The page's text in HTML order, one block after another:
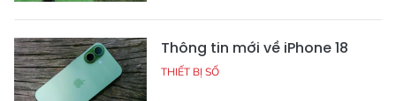
Thông tin mới về iPhone 18
THIẾT BỊ SỐ